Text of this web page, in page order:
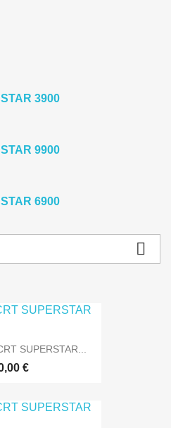
3900
9900
6900

SUPERSTAR...
€